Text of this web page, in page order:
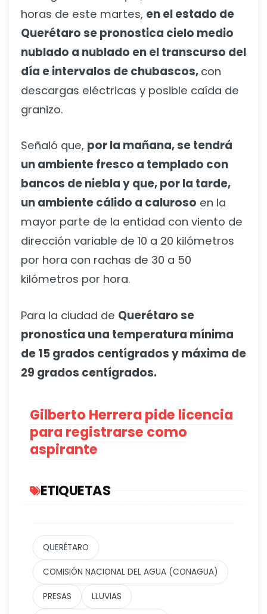
horas de este martes, en el estado de
Querétaro se pronostica cielo medio
nublado a nublado en el transcurso del
día e intervalos de chubascos, con
descargas eléctricas y posible caída de
granizo.
Señaló que, por la mañana, se tendrá
un ambiente fresco a templado con
bancos de niebla y que, por la tarde,
un ambiente cálido a caluroso en la
mayor parte de la entidad con viento de
dirección variable de 10 a 20 kilómetros
por hora con rachas de 30 a 50
kilómetros por hora.
Para la ciudad de Querétaro se
pronostica una temperatura mínima
de 15 grados centígrados y máxima de
29 grados centígrados.
Gilberto Herrera pide licencia
para registrarse como
aspirante
ETIQUETAS
QUERÉTARO
COMISIÓN NACIONAL DEL AGUA (CONAGUA)
PRESAS LLUVIAS